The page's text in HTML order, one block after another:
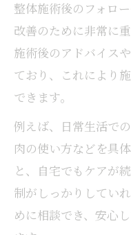
整体施術後のフォロ
改善のために非常に
施術後のアドバイス
ており、これにより
できます。
例えば、日常生活で
肉の使い方などを具
と、自宅でもケアが
制がしっかりしてい
めに相談でき、安心